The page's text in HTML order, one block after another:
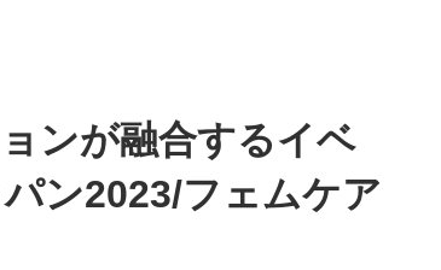
ンが融合するイベ
ン2023/フェムケア